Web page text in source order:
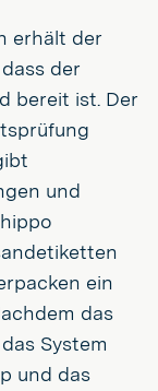
erhält der
der
bereit ist. Der
und
ein
das
System
und das